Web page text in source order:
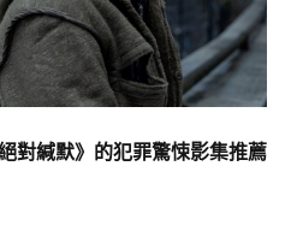
對緘默》的犯罪驚悚影集推薦